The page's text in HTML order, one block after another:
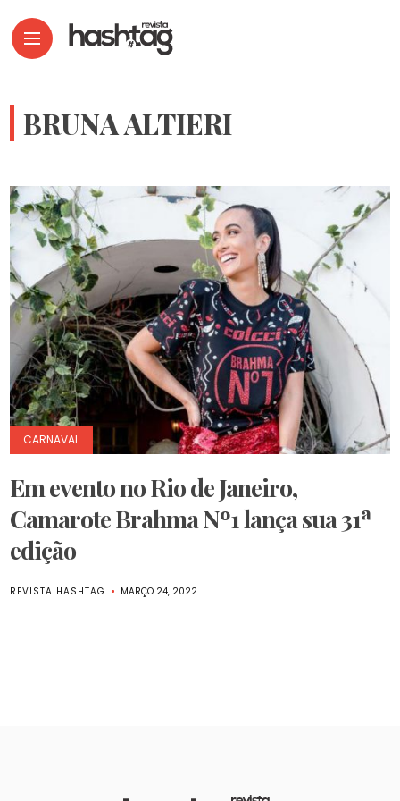
BRUNA ALTIERI
CARNAVAL
Em evento no Rio de Janeiro,
Camarote Brahma Nº1 lança sua 31ª
edição
REVISTA HASHTAG MARÇO 24, 2022